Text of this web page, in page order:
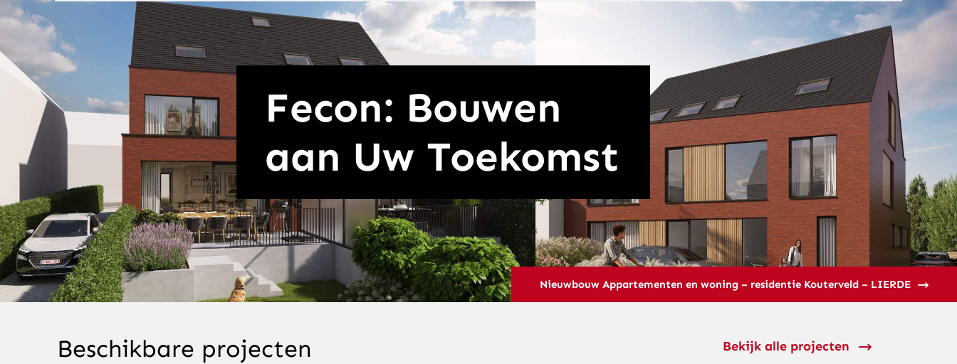
Fecon: Bouwen
aan Uw Toekomst
Nieuwbouw Appartementen en woning – residentie Kouterveld – LIERDE
Beschikbare projecten Bekijk alle projecten